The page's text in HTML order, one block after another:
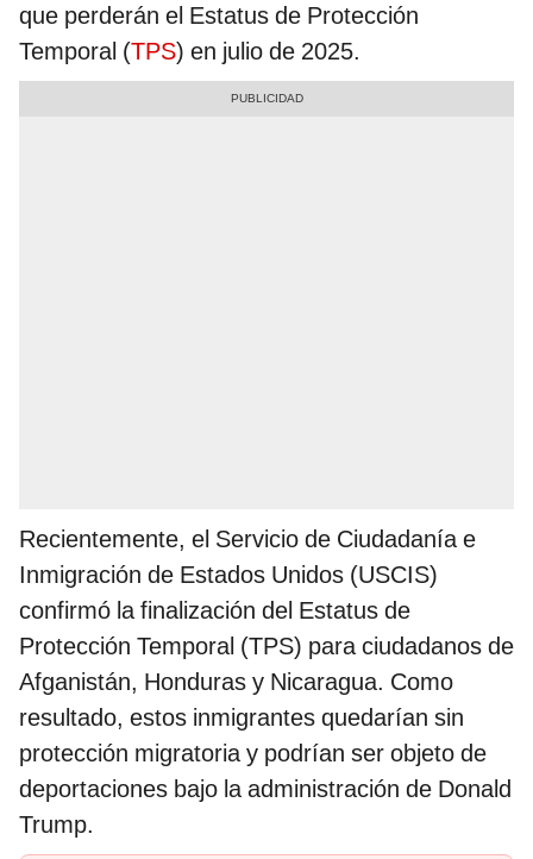
que perderán el Estatus de Protección
Temporal (TPS) en julio de 2025.
Recientemente, el Servicio de Ciudadanía e
Inmigración de Estados Unidos (USCIS)
confirmó la finalización del Estatus de
Protección Temporal (TPS) para ciudadanos de
Afganistán, Honduras y Nicaragua. Como
resultado, estos inmigrantes quedarían sin
protección migratoria y podrían ser objeto de
deportaciones bajo la administración de Donald
Trump.